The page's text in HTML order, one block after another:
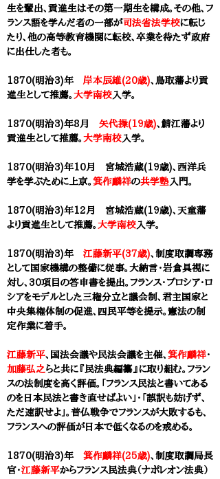
生を輩出、貢進生はその第一期生を構成。その他、 フ
ランス語を学んだ者の一部が司法省法学校に転じ
たり、他の高等教育機関に転校、卒業を待たず政府
に出仕した者も。
1870(明治3)年 岸本辰雄(20歳)、鳥取藩より貢
進生として推薦。 大学南校 入学。
1870(明治3)年8月 矢代操(19歳)、 鯖江藩より
貢進生として推薦。 大学南校 入学。
1870(明治3)年10月 宮城浩蔵(19歳)、西洋兵
学を学ぶために上京。 箕作麟祥の共学塾 入門。
1870(明治3)年12月 宮城浩蔵(19歳)、 天童藩
より貢進生として推薦。 大学南校 入学。
1870(明治3)年 江藤新平(37歳)、制度取調専務
として国家機構の整備に従事。大納言・岩倉具視に
対し、30項目の答申書を提出。フランス・プロシア・ロ
シアをモデルとした三権分立と議会制、君主国家と
中央集権体制の促進、四民平等を提示。憲法の制
定作業に着手。
江藤新平、国法会議や民法会議を主催、 箕作麟祥・
加藤弘之らと共に『民法典編纂』に取り組む。​フラン
スの法制度を高く評価。「フランス民法と書いてある
のを日本民法と書き直せばよい」・「誤訳も妨げず、
ただ速訳せよ」。普仏戦争でフランスが大敗するも、
フランスへの評価が日本で低くなるのを戒める。​
1870(明治3)年 箕作麟祥(25歳)、制度取調局長
官・江藤新平からフランス民法典（ナポレオン法典）